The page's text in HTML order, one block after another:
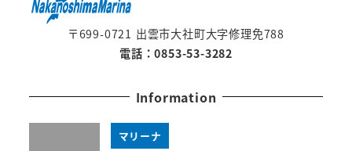
〒699-0721 出雲市大社町大字修理免788
電話：0853-53-3282
Information
マリーナ